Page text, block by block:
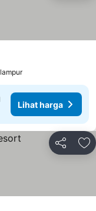
Lihat harga
Bagikan